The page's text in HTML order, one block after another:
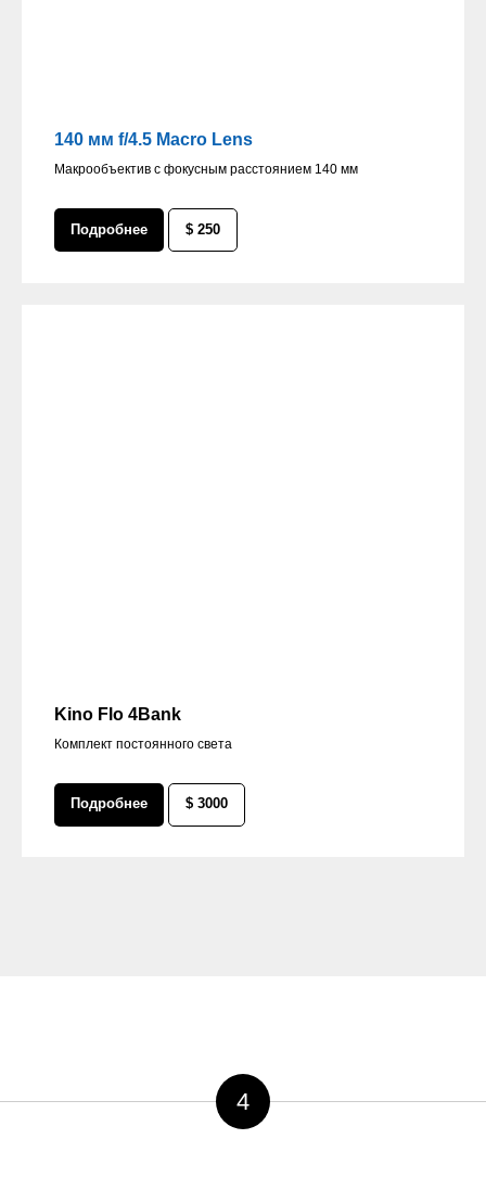
140 мм f/4.5 Macro Lens
Макрообъектив с фокусным расстоянием 140 мм
Подробнее $ 250
Kino Flo 4Bank
Комплект постоянного света
Подробнее $ 3000
4